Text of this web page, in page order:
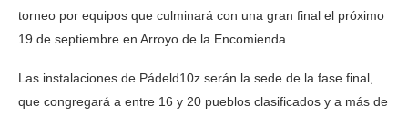
torneo por equipos que culminará con una gran final el próximo
19 de septiembre en Arroyo de la Encomienda.
Las instalaciones de Pádeld10z serán la sede de la fase final,
que congregará a entre 16 y 20 pueblos clasificados y a más de